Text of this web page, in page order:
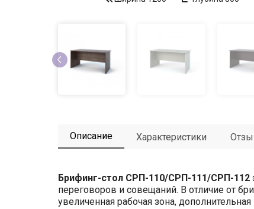
Описание Характеристики
Брифинг-стол СРП-110/СРП-111/СРП-112
переговоров и совещаний. В отличие от
увеличенная рабочая зона,